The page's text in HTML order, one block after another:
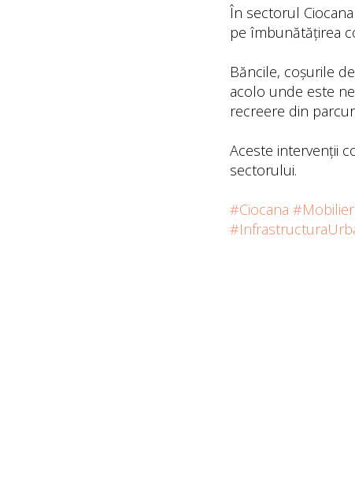
În sectorul
pe îmbunătățirea
Băncile, coșurile
acolo unde este
recreere din
Aceste intervenții
sectorului.
#Ciocana